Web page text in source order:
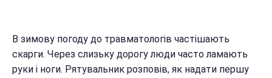
В зимову погоду до травматологів частішають
скарги. Через слизьку дорогу люди часто ламають
руки і ноги. Рятувальник розповів, як надати першу